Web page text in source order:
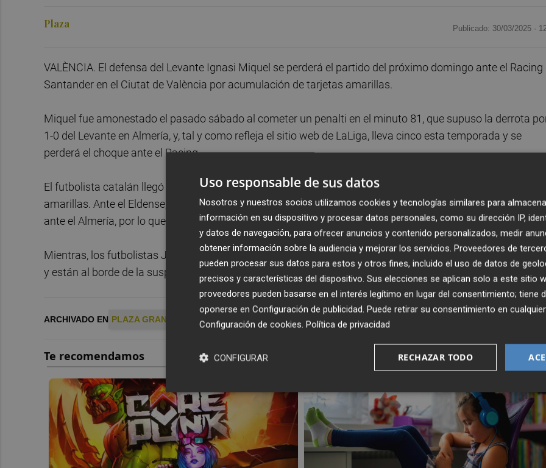
Plaza Publicado: 30/03/2025 ·
VALÈNCIA. El defensa del Levante Ignasi Miquel se perderá el partido del próximo domingo ante el Racing
Santander en el Ciutat de València por acumulación de tarjetas amarillas.
Miquel fue amonestado el pasado sábado al cometer un penalti en el minuto 81, que supuso la derrota
1-0 del Levante en Almería, y, tal y como refleja el sitio web de LaLiga, lleva cinco esta temporada y se
perderá el choque ante el Racing.
El futbolista catalán llegó al Levante en el mercado de invierno y con el Granada acumulaba tres cartulinas
amarillas. Ante el Eldense, el 3 de febrero, vio la cuarta ya como levantinista y fue amonestado de nuevo
ante el Almería, por lo que cumplirá un partido de sanción.
Mientras, los futbolistas José Luis Morales, Sergio Lozano y Diego Pampín llevan cuatro amarillas cada
y están al borde de la suspensión.
ARCHIVADO EN PLAZA GRANOTA LEVANTE UD
Uso responsable de sus datos
Nosotros y nuestros socios utilizamos cookies y tecnologías similares para
información en su dispositivo y procesar datos personales, como su dirección IP,
y datos de navegación, para ofrecer anuncios y contenido personalizados, medir
obtener información sobre la audiencia y mejorar los servicios. Proveedores de
pueden procesar sus datos para estos y otros fines, incluido el uso de datos de
precisos y características del dispositivo. Sus elecciones se aplican solo a este sitio
proveedores pueden basarse en el interés legítimo en lugar del consentimiento; tiene
oponerse en Configuración de publicidad. Puede retirar su consentimiento en
Configuración de cookies. Política de privacidad
RECHAZAR TODO
CONFIGURAR